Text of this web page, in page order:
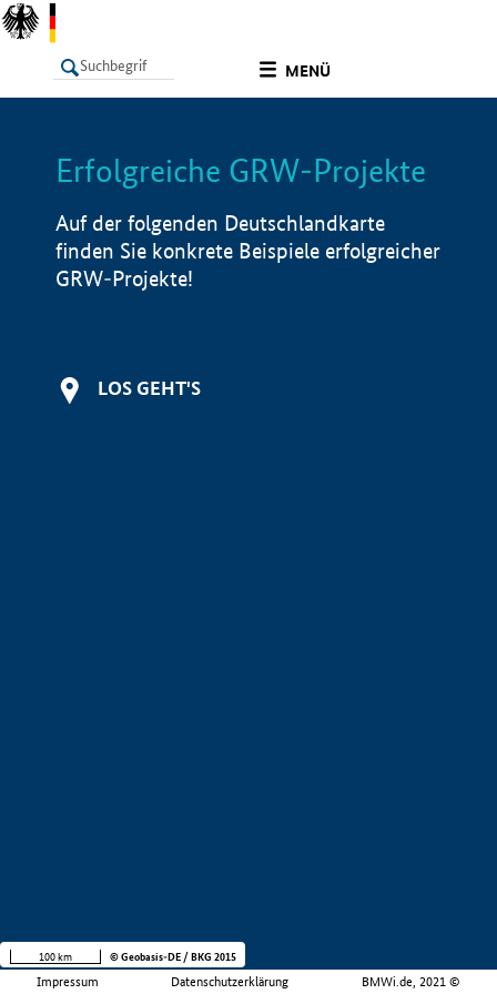
MENÜ
LISTE Info
Erfolgreiche GRW-Projekte
Auf der folgenden Deutschlandkarte
finden Sie konkrete Beispiele erfolgreicher
GRW-Projekte!
LOS GEHT'S
Impressum Datenschutzerklärung BMWi.de, 2021 ©
100 km © Geobasis-DE / BKG 2015